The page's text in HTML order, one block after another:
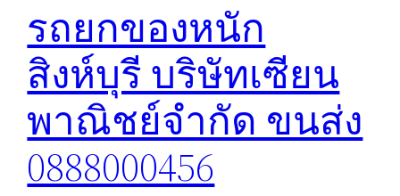
รถยกของหนัก
สิงห์บุรี บริษัทเซียน
พาณิชย์จำกัด ขนส่ง
0888000456